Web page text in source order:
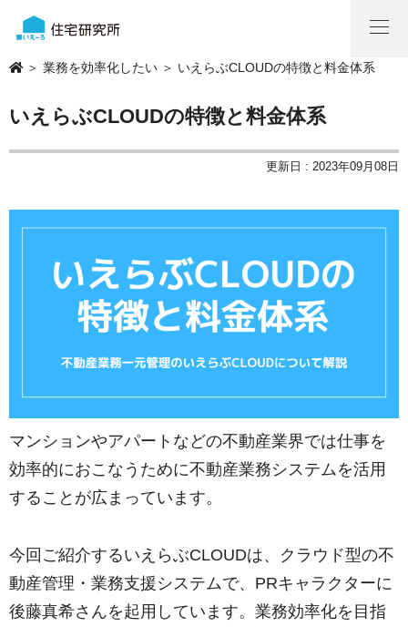
＞ 業務を効率化したい ＞ いえらぶCLOUDの特徴と料金体系
いえらぶCLOUDの特徴と料金体系
更新日 : 2023年09月08日
マンションやアパートなどの不動産業界では仕事を
効率的におこなうために不動産業務システムを活用
することが広まっています。
今回ご紹介するいえらぶCLOUDは、クラウド型の不
動産管理・業務支援システムで、PRキャラクターに
後藤真希さんを起用しています。業務効率化を目指